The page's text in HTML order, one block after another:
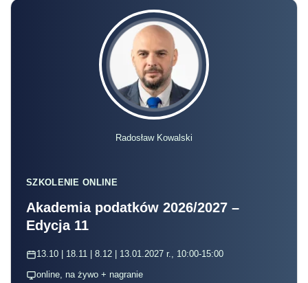
Radosław Kowalski
SZKOLENIE ONLINE
Akademia podatków 2026/2027 –
Edycja 11
13.10 | 18.11 | 8.12 | 13.01.2027 r., 10:00-15:00
online, na żywo + nagranie